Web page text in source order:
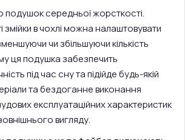
середньої жорсткості.
змійки в чохлі можна налаштовувати
чи збільшуючи кількість
ця подушка забезпечить
під час сну та підійде будь-якій
та бездоганне виконання
експлуатаційних характеристик
вигляду.